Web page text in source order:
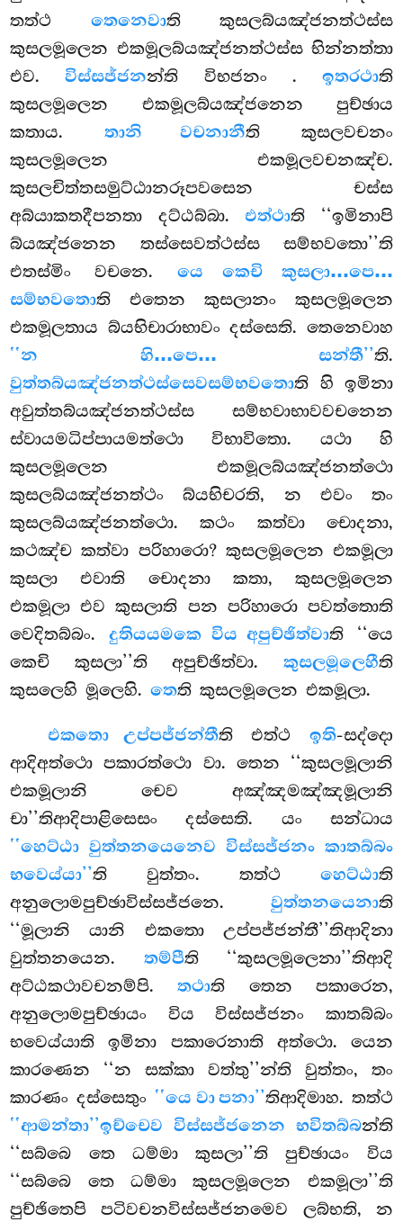
තත්ථ තෙනෙවාති කුසලබ්යඤ්ජනත්ථස්ස
කුසලමූලෙන එකමූලබ්යඤ්ජනත්ථස්ස භින්නත්තා
එව.විස්සජ්ජනන්ති විභජනං . ඉතරථාති
කුසලමූලෙන එකමූලබ්යඤ්ජනෙන පුච්ඡාය
කතාය.තානි වචනානීති කුසලවචනං
කුසලමූලෙන එකමූලවචනඤ්ච.
කුසලචිත්තසමුට්ඨානරූපවසෙන චස්ස
අබ්යාකතදීපනතා දට්ඨබ්බා.එත්ථාති ‘‘ඉමිනාපි
බ්යඤ්ජනෙන තස්සෙවත්ථස්ස සම්භවතො’’ති
එතස්මිං වචනෙ. යෙ කෙචි කුසලා…පෙ…
සම්භවතොති එතෙන කුසලානං කුසලමූලෙන
එකමූලතාය බ්යභිචාරාභාවං දස්සෙති. තෙනෙවාහ
‘‘න හි…පෙ… සන්තී’’ති.
වුත්තබ්යඤ්ජනත්ථස්සෙවසම්භවතොති හි ඉමිනා
අවුත්තබ්යඤ්ජනත්ථස්ස සම්භවාභාවවචනෙන
ස්වායමධිප්පායමත්ථො විභාවිතො. යථා හි
කුසලමූලෙන එකමූලබ්යඤ්ජනත්ථො
කුසලබ්යඤ්ජනත්ථං බ්යභිචරති, න එවං තං
කුසලබ්යඤ්ජනත්ථො. කථං කත්වා චොදනා,
කථඤ්ච කත්වා පරිහාරො? කුසලමූලෙන එකමූලා
කුසලා එවාති චොදනා කතා, කුසලමූලෙන
එකමූලා එව කුසලාති පන පරිහාරො පවත්තොති
වෙදිතබ්බං.දුතියයමකෙ විය අපුච්ඡිත්වාති ‘‘යෙ
කෙචි කුසලා’’ති අපුච්ඡිත්වා. කුසලමූලෙහීති
කුසලෙහි මූලෙහි.තෙති කුසලමූලෙන එකමූලා.
එකතො උප්පජ්ජන්තීති එත්ථ ඉති-සද්දො
ආදිඅත්ථො පකාරත්ථො වා. තෙන ‘‘කුසලමූලානි
එකමූලානි චෙව අඤ්ඤමඤ්ඤමූලානි
චා’’තිආදිපාළිසෙසං දස්සෙති. යං සන්ධාය
‘‘හෙට්ඨා වුත්තනයෙනෙව විස්සජ්ජනං කාතබ්බං
භවෙය්යා’’ති වුත්තං. තත්ථ හෙට්ඨාති
අනුලොමපුච්ඡාවිස්සජ්ජනෙ. වුත්තනයෙනාති
‘‘මූලානි යානි එකතො උප්පජ්ජන්තී’’තිආදිනා
වුත්තනයෙන. තම්පීති ‘‘කුසලමූලෙනා’’තිආදි
අට්ඨකථාවචනම්පි.තථාති තෙන පකාරෙන,
අනුලොමපුච්ඡායං විය විස්සජ්ජනං කාතබ්බං
භවෙය්යාති ඉමිනා පකාරෙනාති අත්ථො. යෙන
කාරණෙන ‘‘න සක්කා වත්තු’’න්ති වුත්තං, තං
කාරණං දස්සෙතුං ‘‘යෙ වා පනා’’තිආදිමාහ. තත්ථ
‘‘ආමන්තා’’ඉච්චෙව විස්සජ්ජනෙන භවිතබ්බන්ති
‘‘සබ්බෙ තෙ ධම්මා කුසලා’’ති පුච්ඡායං විය
‘‘සබ්බෙ තෙ ධම්මා කුසලමූලෙන එකමූලා’’ති
පුච්ඡිතෙපි පටිවචනවිස්සජ්ජනමෙව ලබ්භති, න